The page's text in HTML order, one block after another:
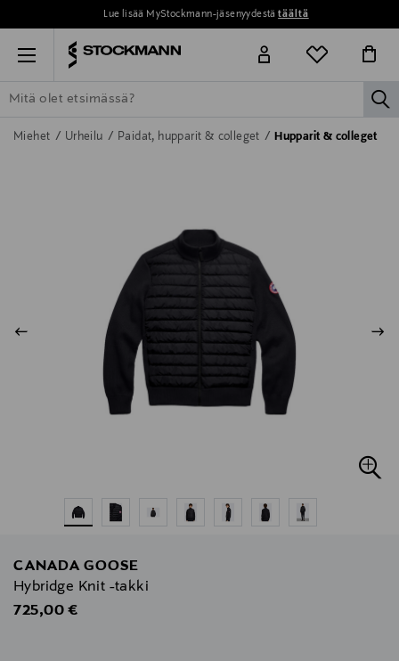
Lue lisää MyStockmann-jäsenyydestätäältä
Menu
ETSI KAIKKI NAISET MIEHET LAPSET KOTI
Miehet Urheilu Paidat, hupparit & colleget Hupparit & colleget
CANADA GOOSE
Hybridge Knit -takki
Original Price
725,00 €